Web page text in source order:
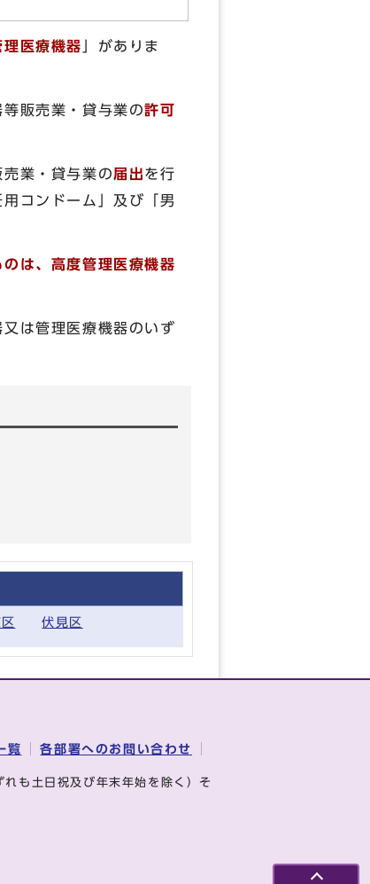
医療機器
」がありま
販売業・貸与業の許可
業・貸与業の届出を行
コンドーム」及び「男
は、高度管理医療機器
は管理医療機器のいず
伏見区
覧 各部署へのお問い合わせ
れも土日祝及び年末年始を除く）そ